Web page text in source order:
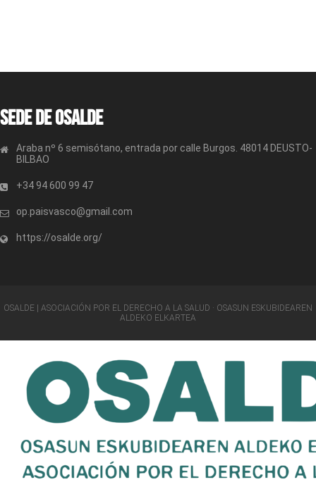
Sede de OSALDE
Araba nº 6 semisótano, entrada por calle Burgos. 48014 DEUSTO-
BILBAO
+34 94 600 99 47
op.paisvasco@gmail.com
https://osalde.org/
OSALDE | ASOCIACIÓN POR EL DERECHO A LA SALUD · OSASUN ESKUBIDEAREN
ALDEKO ELKARTEA